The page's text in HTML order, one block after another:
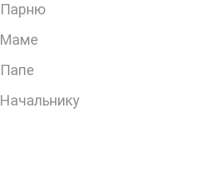
Парню
Маме
Папе
Начальнику